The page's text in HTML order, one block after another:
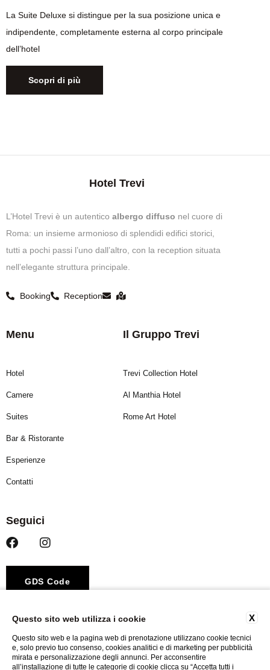
La Suite Deluxe si distingue per la sua posizione unica e
indipendente, completamente esterna al corpo principale
dell’hotel
Scopri di più
Hotel Trevi
L’Hotel Trevi è un autentico albergo diffuso nel cuore di
Roma: un insieme armonioso di splendidi edifici storici,
tutti a pochi passi l’uno dall’altro, con la reception situata
nell’elegante struttura principale.
Booking Reception
Menu
Hotel
Camere
Suites
Bar & Ristorante
Esperienze
Contatti
Il Gruppo Trevi
Trevi Collection Hotel
Al Manthia Hotel
Rome Art Hotel
Seguici
GDS Code
Sabre – YX 44709
Galileo / Apollo – YX 5615
Worldspan – YX A2308
X
Questo sito web utilizza i cookie
Questo sito web e la pagina web di prenotazione utilizzano cookie tecnici
e, solo previo tuo consenso, cookies analitici e di marketing per pubblicità
mirata e personalizzazione degli annunci. Per acconsentire
all’installazione di tutte le categorie di cookie clicca su “Accetta tutti i